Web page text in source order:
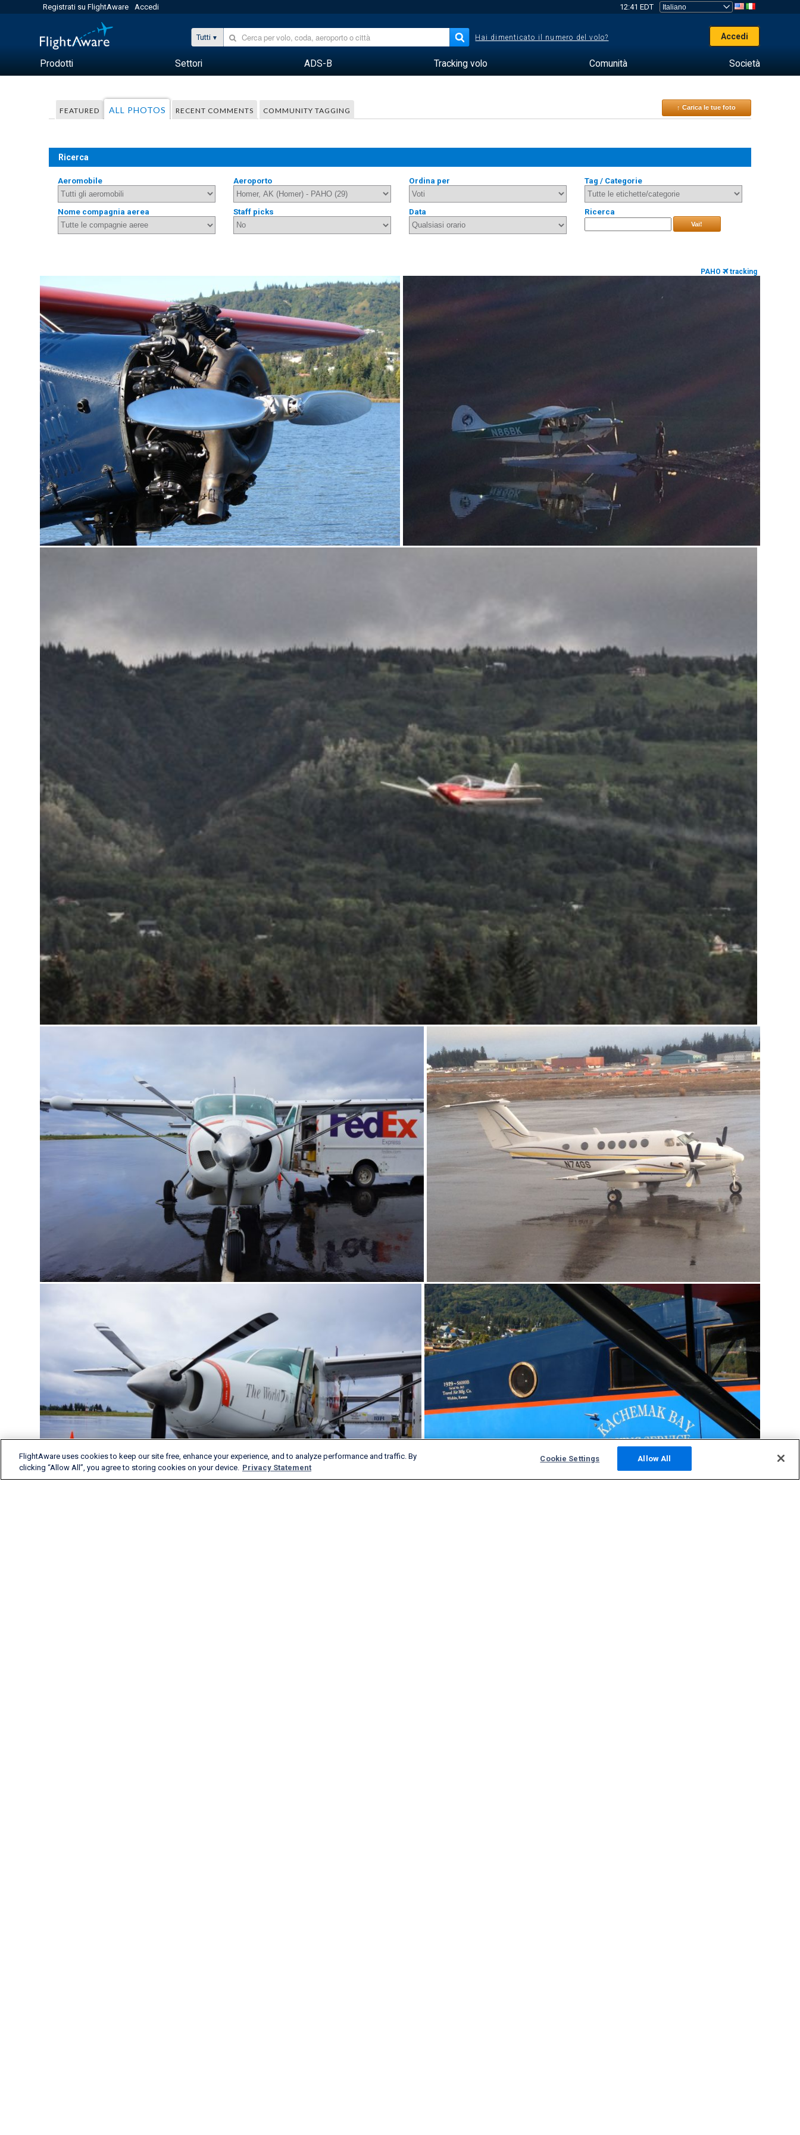
Registrati su FlightAware Accedi 12:41 EDT
Tutti Hai dimenticato il numero del volo? Accedi
Prodotti Settori ADS-B Tracking volo Comunità Società
FEATURED ALL PHOTOS RECENT COMMENTS COMMUNITY TAGGING ↑ Carica le tue foto
Ricerca
Aeromobile Aeroporto Ordina per Tag / Categorie
Nome compagnia aerea Staff picks Data Ricerca
Vai!
PAHO tracking
FlightAware uses cookies to keep our site free, enhance your experience, and to analyze performance and traffic. By
clicking “Allow All”, you agree to storing cookies on your device. Privacy Statement
Cookie Settings Allow All